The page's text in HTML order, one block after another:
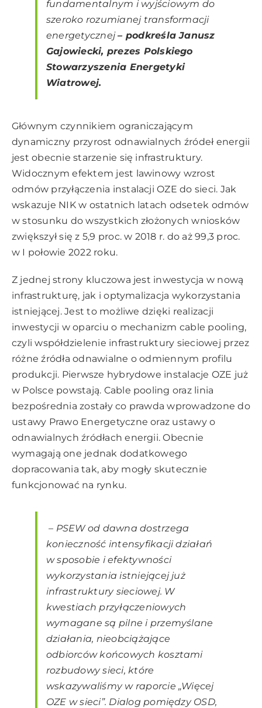
fundamentalnym i wyjściowym do
szeroko rozumianej transformacji
energetycznej– podkreśla Janusz
Gajowiecki, prezes Polskiego
Stowarzyszenia Energetyki
Wiatrowej.
Głównym czynnikiem ograniczającym
dynamiczny przyrost odnawialnych źródeł energii
jest obecnie starzenie się infrastruktury.
Widocznym efektem jest lawinowy wzrost
odmów przyłączenia instalacji OZE do sieci. Jak
wskazuje NIK w ostatnich latach odsetek odmów
w stosunku do wszystkich złożonych wniosków
zwiększył się z 5,9 proc. w 2018 r. do aż 99,3 proc.
w I połowie 2022 roku.
Z jednej strony kluczowa jest inwestycja w nową
infrastrukturę, jak i optymalizacja wykorzystania
istniejącej. Jest to możliwe dzięki realizacji
inwestycji w oparciu o mechanizm cable pooling,
czyli współdzielenie infrastruktury sieciowej przez
różne źródła odnawialne o odmiennym profilu
produkcji. Pierwsze hybrydowe instalacje OZE już
w Polsce powstają. Cable pooling oraz linia
bezpośrednia zostały co prawda wprowadzone do
ustawy Prawo Energetyczne oraz ustawy o
odnawialnych źródłach energii. Obecnie
wymagają one jednak dodatkowego
dopracowania tak, aby mogły skutecznie
funkcjonować na rynku.
– PSEW od dawna dostrzega
konieczność intensyfikacji działań
w sposobie i efektywności
wykorzystania istniejącej już
infrastruktury sieciowej. W
kwestiach przyłączeniowych
wymagane są pilne i przemyślane
działania, nieobciążające
odbiorców końcowych kosztami
rozbudowy sieci, które
wskazywaliśmy w raporcie „Więcej
OZE w sieci”. Dialog pomiędzy OSD,